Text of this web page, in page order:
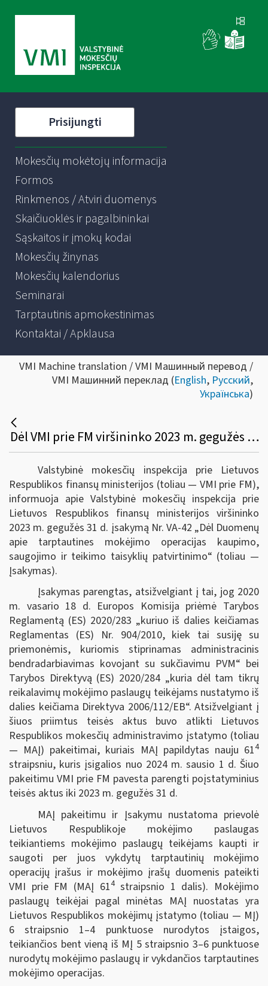
Prisijungti
Mokesčių mokėtojų informacija
Formos
Rinkmenos / Atviri duomenys
Skaičiuoklės ir pagalbininkai
Sąskaitos ir įmokų kodai
Mokesčių žinynas
Mokesčių kalendorius
Seminarai
Tarptautinis apmokestinimas
Kontaktai / Apklausa
VMI Machine translation / VMI Машинный перевод /
VMI Машинний переклад (English, Русский,
Українська)
Dėl VMI prie FM viršininko 2023 m. gegužės 31 d. įsakymo Nr. VA-42 „Dėl duomenų apie tarptautines mokėjimo operacijas kaupimo, saugojimo ir teikimo taisyklių patvirtinimo“
Valstybinė mokesčių inspekcija prie Lietuvos
Respublikos finansų ministerijos (toliau ― VMI prie FM),
informuoja apie Valstybinė mokesčių inspekcija prie
Lietuvos Respublikos finansų ministerijos viršininko
2023 m. gegužės 31 d. įsakymą Nr. VA-42 „Dėl Duomenų
apie tarptautines mokėjimo operacijas kaupimo,
saugojimo ir teikimo taisyklių patvirtinimo“ (toliau —
Įsakymas).
Įsakymas parengtas, atsižvelgiant į tai, jog 2020
m. vasario 18 d. Europos Komisija priėmė Tarybos
Reglamentą (ES) 2020/283 „kuriuo iš dalies keičiamas
Reglamentas (ES) Nr. 904/2010, kiek tai susiję su
priemonėmis, kuriomis stiprinamas administracinis
bendradarbiavimas kovojant su sukčiavimu PVM“ bei
Tarybos Direktyvą (ES) 2020/284 „kuria dėl tam tikrų
reikalavimų mokėjimo paslaugų teikėjams nustatymo iš
dalies keičiama Direktyva 2006/112/EB“. Atsižvelgiant į
šiuos priimtus teisės aktus buvo atlikti Lietuvos
Respublikos mokesčių administravimo įstatymo (toliau
— MAĮ) pakeitimai, kuriais MAĮ papildytas nauju 614
straipsniu, kuris įsigalios nuo 2024 m. sausio 1 d. Šiuo
pakeitimu VMI prie FM pavesta parengti poįstatyminius
teisės aktus iki 2023 m. gegužės 31 d.
MAĮ pakeitimu ir Įsakymu nustatoma prievolė
Lietuvos Respublikoje mokėjimo paslaugas
teikiantiems mokėjimo paslaugų teikėjams kaupti ir
saugoti per juos vykdytų tarptautinių mokėjimo
operacijų įrašus ir mokėjimo įrašų duomenis pateikti
VMI prie FM (MAĮ 614straipsnio 1 dalis). Mokėjimo
paslaugų teikėjai pagal minėtas MAĮ nuostatas yra
Lietuvos Respublikos mokėjimų įstatymo (toliau — MĮ)
6 straipsnio 1–4 punktuose nurodytos įstaigos,
teikiančios bent vieną iš MĮ 5 straipsnio 3–6 punktuose
nurodytų mokėjimo paslaugų ir vykdančios tarptautines
mokėjimo operacijas.